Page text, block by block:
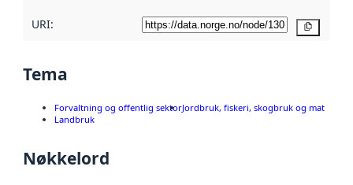
URI:
Tema
Forvaltning og offentlig sektorJordbruk, fiskeri, skogbruk og mat
Landbruk
Nøkkelord